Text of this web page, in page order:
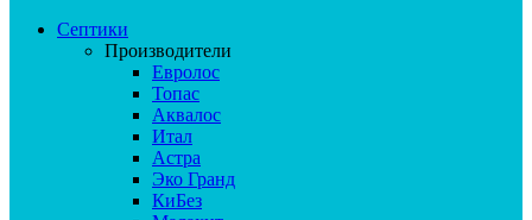
Септики
Производители
Евролос
Топас
Аквалос
Итал
Астра
Эко Гранд
КиБез